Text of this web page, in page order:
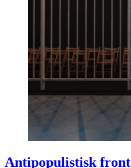
Antipopulistisk front